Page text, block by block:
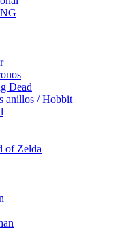
Dead
anillos / Hobbit
of Zelda